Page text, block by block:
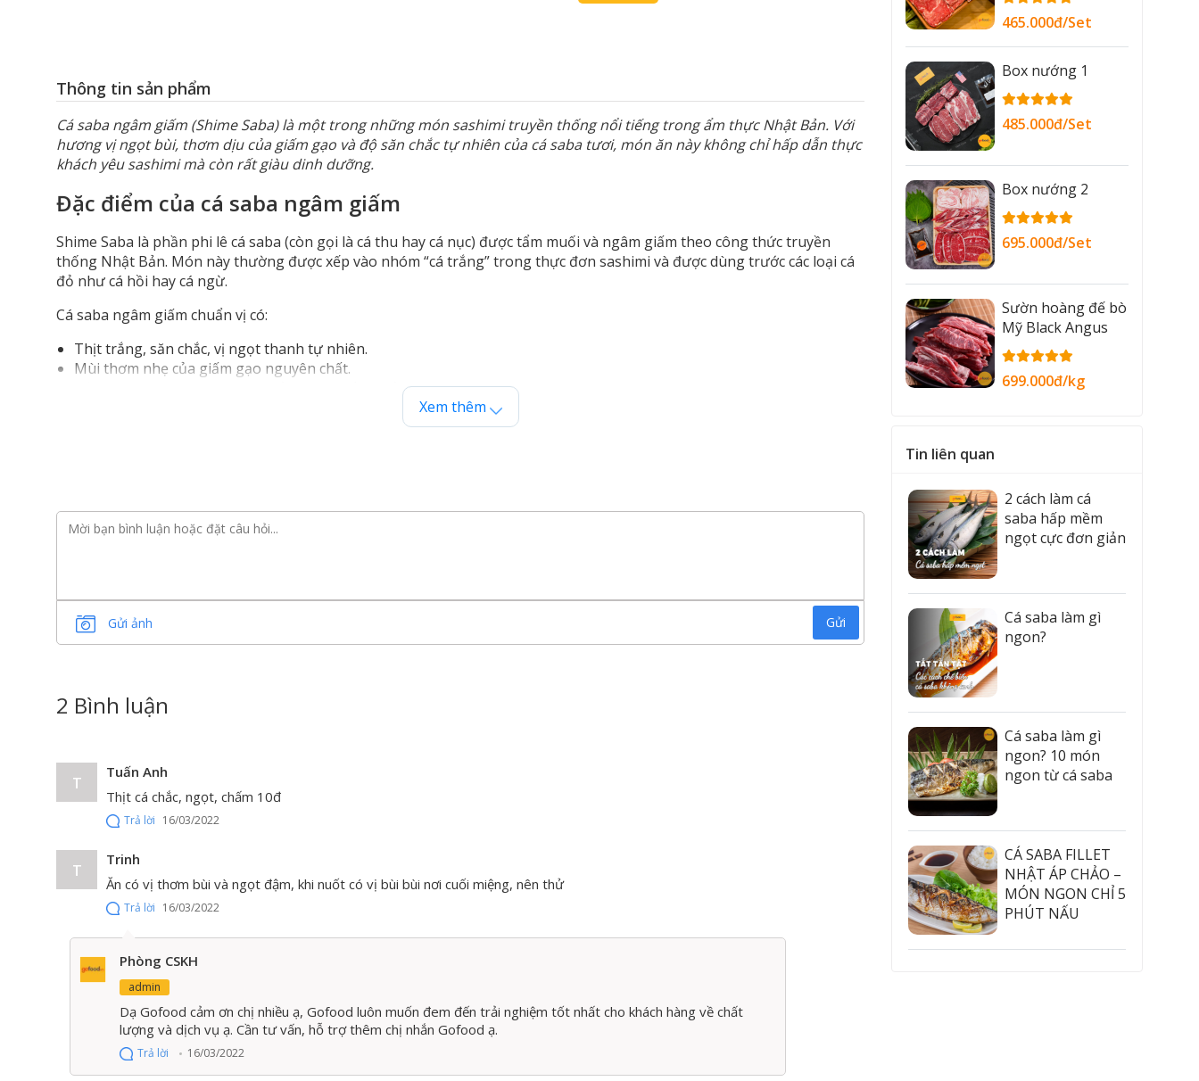
Thông tin sản phẩm
Cá saba ngâm giấm (Shime Saba) là một trong những món sashimi truyền thống nổi tiếng trong ẩm thực Nhật Bản. Với
hương vị ngọt bùi, thơm dịu của giấm gạo và độ săn chắc tự nhiên của cá saba tươi, món ăn này không chỉ hấp dẫn thực
khách yêu sashimi mà còn rất giàu dinh dưỡng.
Đặc điểm của cá saba ngâm giấm
Shime Saba là phần phi lê cá saba (còn gọi là cá thu hay cá nục) được tẩm muối và ngâm giấm theo công thức truyền
thống Nhật Bản. Món này thường được xếp vào nhóm “cá trắng” trong thực đơn sashimi và được dùng trước các loại cá
đỏ như cá hồi hay cá ngừ.
Cá saba ngâm giấm chuẩn vị có:
Thịt trắng, săn chắc, vị ngọt thanh tự nhiên.
Mùi thơm nhẹ của giấm gạo nguyên chất.
Hậu vị bùi béo, đọng lại nơi cuống họng đầy cuốn hút.
Giàu axit béo omega-3 như EPA và DHA, đặc biệt vào mùa thu – đông.
Cách thưởng thức cá saba ngâm giấm
Cá saba ngâm giấm có thể dùng ngay mà không cần chế biến thêm, đặc biệt ngon khi ăn theo kiểu sashimi hoặc sushi.
Gợi ý cách ăn sashimi Shime Saba đúng điệu:
Xem thêm
Gửi ảnh Gửi
2 Bình luận
T
Tuấn Anh
Thịt cá chắc, ngọt, chấm 10đ
Trả lời 16/03/2022
T
Trinh
Ăn có vị thơm bùi và ngọt đậm, khi nuốt có vị bùi bùi nơi cuối miệng, nên thử
Trả lời 16/03/2022
Phòng CSKH
admin
Dạ Gofood cảm ơn chị nhiều ạ, Gofood luôn muốn đem đến trải nghiệm tốt nhất cho khách hàng về chất
lượng và dịch vụ ạ. Cần tư vấn, hỗ trợ thêm chị nhắn Gofood ạ.
Trả lời 16/03/2022
465.000đ/Set
Box nướng 1
485.000đ/Set
Box nướng 2
695.000đ/Set
Sườn hoàng đế bò
Mỹ Black Angus
699.000đ/kg
Tin liên quan
2 cách làm cá
saba hấp mềm
ngọt cực đơn giản
Cá saba làm gì
ngon?
Cá saba làm gì
ngon? 10 món
ngon từ cá saba
CÁ SABA FILLET
NHẬT ÁP CHẢO –
MÓN NGON CHỈ 5
PHÚT NẤU